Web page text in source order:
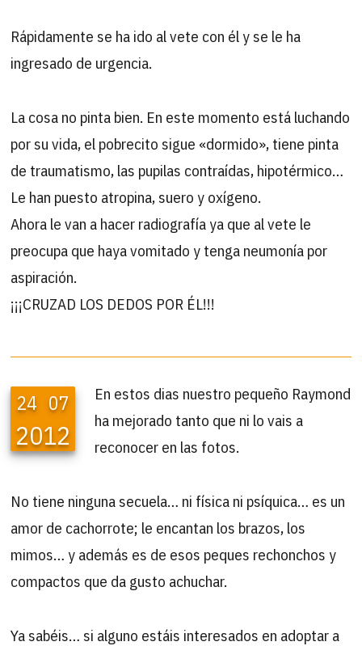
Rápidamente se ha ido al vete con él y se le ha
ingresado de urgencia.
La cosa no pinta bien. En este momento está luchando
por su vida, el pobrecito sigue «dormido», tiene pinta
de traumatismo, las pupilas contraídas, hipotérmico…
Le han puesto atropina, suero y oxígeno.
Ahora le van a hacer radiografía ya que al vete le
preocupa que haya vomitado y tenga neumonía por
aspiración.
¡¡¡CRUZAD LOS DEDOS POR ÉL!!!
24 07
2012
En estos dias nuestro pequeño Raymond
ha mejorado tanto que ni lo vais a
reconocer en las fotos.
No tiene ninguna secuela… ni física ni psíquica… es un
amor de cachorrote; le encantan los brazos, los
mimos… y además es de esos peques rechonchos y
compactos que da gusto achuchar.
Ya sabéis… si alguno estáis interesados en adoptar a